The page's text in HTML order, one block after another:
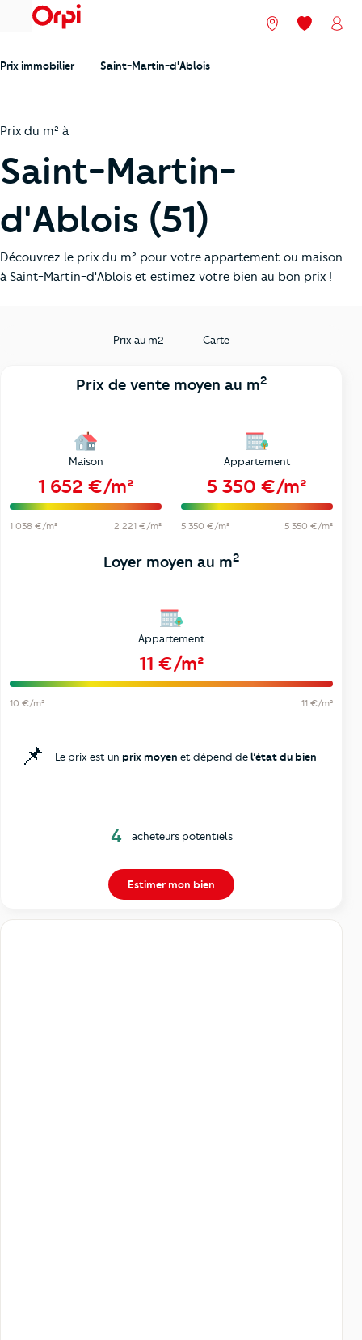
menu Nos agences
Mes
Prix immobilier Saint-Martin-d'Ablois
Prix du m² à
Saint-Martin-
d'Ablois (51)
Découvrez le prix du m² pour votre appartement ou maison
à Saint-Martin-d'Ablois et estimez votre bien au bon prix !
Prix au m2 Carte
Prix de vente moyen au m2
Maison
1 652 €/m²
1 038 €/m² 2 221 €/m²
Appartement
5 350 €/m²
5 350 €/m² 5 350 €/m²
Loyer moyen au m2
Appartement
11 €/m²
10 €/m² 11 €/m²
📌 Le prix est un prix moyen et dépend del’état du bien
4 acheteurs potentiels
Estimer mon bien